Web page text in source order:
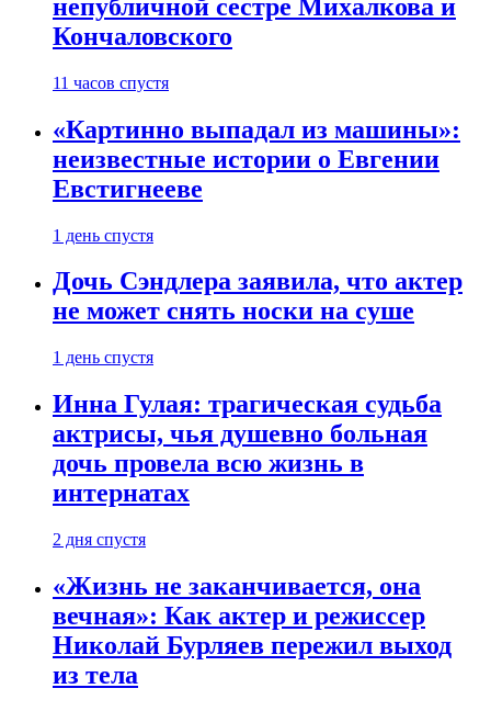
непубличной сестре Михалкова и
Кончаловского
11 часов спустя
«Картинно выпадал из машины»:
неизвестные истории о Евгении
Евстигнееве
1 день спустя
Дочь Сэндлера заявила, что актер
не может снять носки на суше
1 день спустя
Инна Гулая: трагическая судьба
актрисы, чья душевно больная
дочь провела всю жизнь в
интернатах
2 дня спустя
«Жизнь не заканчивается, она
вечная»: Как актер и режиссер
Николай Бурляев пережил выход
из тела